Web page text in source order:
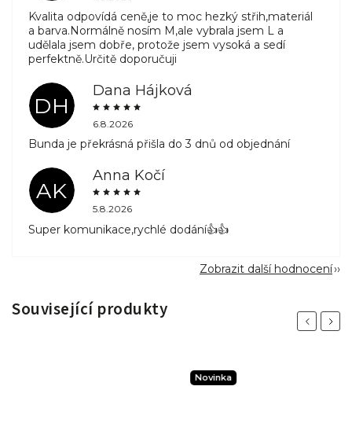
Kvalita odpovídá ceně,je to moc hezký střih,materiál
a barva.Normálně nosím M,ale vybrala jsem L a
udělala jsem dobře, protože jsem vysoká a sedí
perfektně.Určitě doporučuji
DH
Dana Hájková
6.8.2026
Bunda je překrásná přišla do 3 dnů od objednání
AK
Anna Kočí
5.8.2026
Super komunikace,rychlé dodání👍👍
Zobrazit další hodnocení
Související produkty
Previous
Novinka
Next